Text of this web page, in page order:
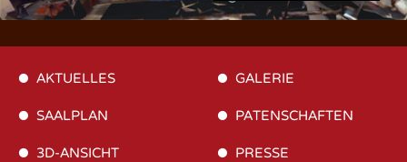
AKTUELLES
SAALPLAN
3D-ANSICHT
GALERIE
PATENSCHAFTEN
PRESSE